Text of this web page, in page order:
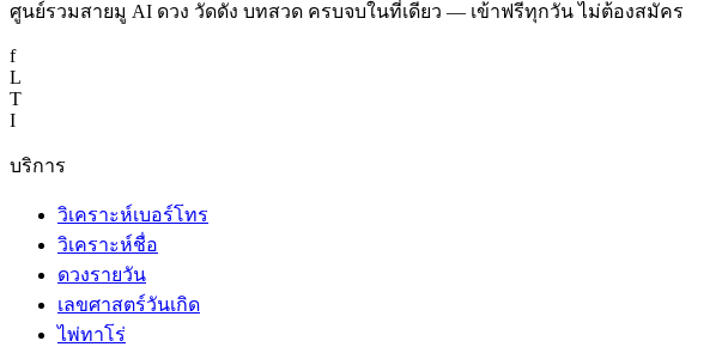
ศูนย์รวมสายมู AI ดวง วัดดัง บทสวด ครบจบในที่เดียว — เข้าฟรีทุกวัน ไม่ต้องสมัคร
f
L
T
I
บริการ
วิเคราะห์เบอร์โทร
วิเคราะห์ชื่อ
ดวงรายวัน
เลขศาสตร์วันเกิด
ไพ่ทาโร่